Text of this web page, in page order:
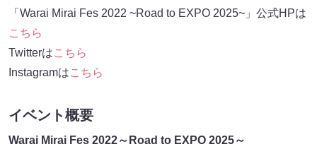
「Warai Mirai Fes 2022 ~Road to EXPO 2025~」公式HPは
こちら
Twitterはこちら
Instagramはこちら
イベント概要
Warai Mirai Fes 2022～Road to EXPO 2025～